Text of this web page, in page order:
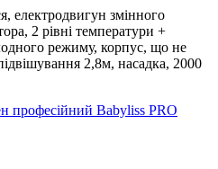
електродвигун змінного
2 рівні температури +
режиму, корпус, що не
2,8м, насадка, 2000
професійний Babyliss PRO